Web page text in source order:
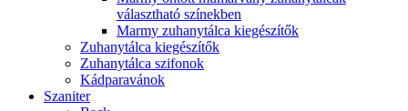
választható színekben
Marmy zuhanytálca kiegészítők
Zuhanytálca kiegészítők
Zuhanytálca szifonok
Kádparavánok
Szaniter